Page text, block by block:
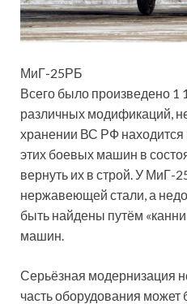
МиГ-25РБ
Всего было произведено 1
различных модификаций,
хранении ВС РФ находится
этих боевых машин в
вернуть их в строй. У МиГ-
нержавеющей стали, а
быть найдены путём
машин.
Серьёзная модернизация
часть оборудования может